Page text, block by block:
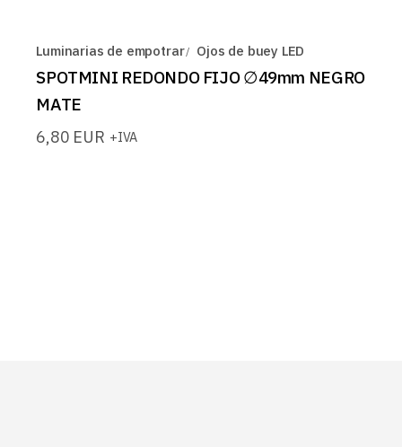
Luminarias de empotrar Ojos de buey LED
SPOTMINI REDONDO FIJO ∅49mm NEGRO
MATE
6,80 EUR +IVA